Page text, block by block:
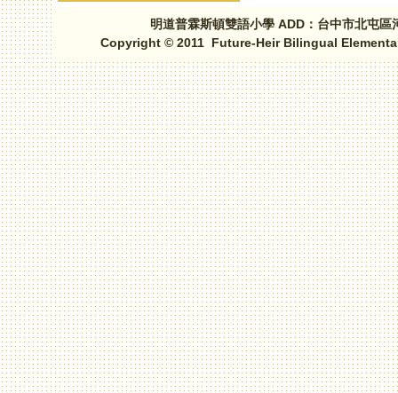
明道普霖斯頓雙語小學 ADD：台中市北屯
Copyright © 2011 Future-Heir Bilingual